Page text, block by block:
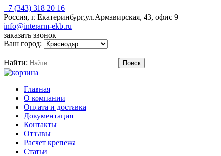
+7 (343) 318 20 16
Россия, г. Екатеринбург,ул.Армавирская, 43, офис 9
info@interarm-ekb.ru
заказать звонок
Ваш город:
Найти:
Главная
О компании
Оплата и доставка
Документация
Контакты
Отзывы
Расчет крепежа
Статьи